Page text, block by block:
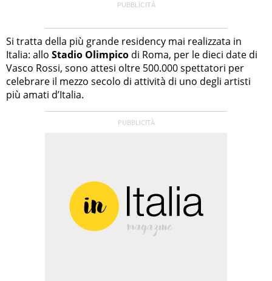
Si tratta della più grande residency mai realizzata in
Italia: allo Stadio Olimpico di Roma, per le dieci date di
Vasco Rossi, sono attesi oltre 500.000 spettatori per
celebrare il mezzo secolo di attività di uno degli artisti
più amati d’Italia.